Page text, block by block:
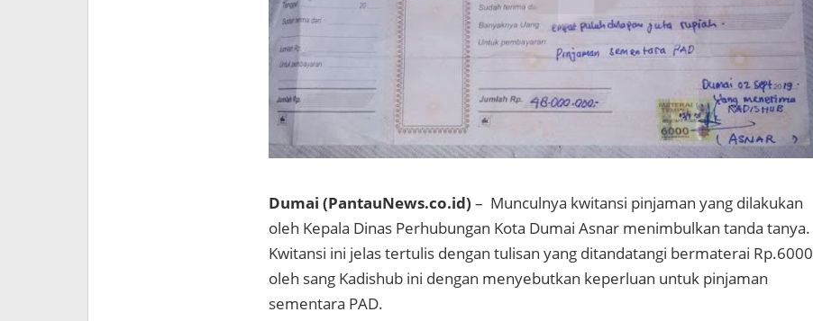
Dumai (PantauNews.co.id) – Munculnya kwitansi pinjaman yang dilakukan
oleh Kepala Dinas Perhubungan Kota Dumai Asnar menimbulkan tanda tanya.
Kwitansi ini jelas tertulis dengan tulisan yang ditandatangi bermaterai Rp.6000
oleh sang Kadishub ini dengan menyebutkan keperluan untuk pinjaman
sementara PAD.